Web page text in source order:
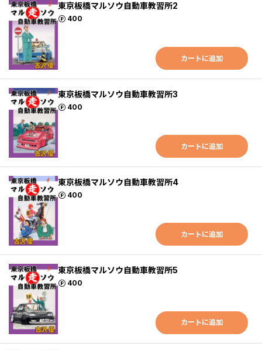
東京板橋マルソウ自動車教習所2
400
ポイント
カートに追加
東京板橋マルソウ自動車教習所3
400
ポイント
カートに追加
東京板橋マルソウ自動車教習所4
400
ポイント
カートに追加
東京板橋マルソウ自動車教習所5
400
ポイント
カートに追加